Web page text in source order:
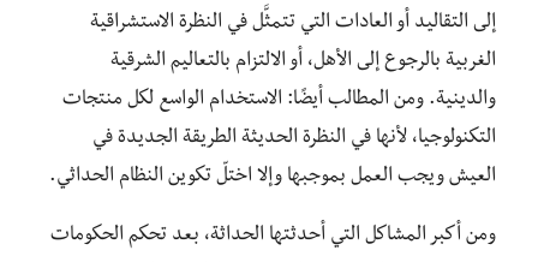
إلى التقاليد أو العادات التي تتمثَّل في النظرة الاستشراقية
الغربية بالرجوع إلى الأهل، أو الالتزام بالتعاليم الشرقية
والدينية. ومن المطالب أيضًا: الاستخدام الواسع لكل منتجات
التكنولوجيا، لأنها في النظرة الحديثة الطريقة الجديدة في
العيش ويجب العمل بموجبها وإلا اختلّ تكوين النظام الحداثي.
ومن أكبر المشاكل التي أحدثتها الحداثة، بعد تحكم الحكومات